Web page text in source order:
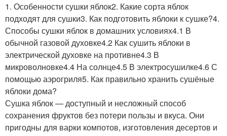
1. Особенности сушки яблок2. Какие сорта яблок
подходят для сушки3. Как подготовить яблоки к сушке?4.
Способы сушки яблок в домашних условиях4.1 В
обычной газовой духовке4.2 Как сушить яблоки в
электрической духовке на противне4.3 В
микроволновке4.4 На солнце4.5 В электросушилке4.6 С
помощью аэрогриля5. Как правильно хранить сушёные
яблоки дома?
Сушка яблок — доступный и несложный способ
сохранения фруктов без потери пользы и вкуса. Они
пригодны для варки компотов, изготовления десертов и